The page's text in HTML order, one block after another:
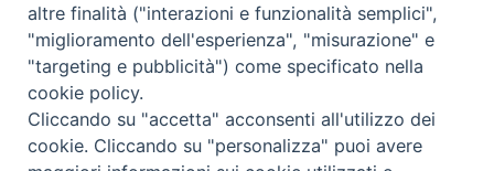
Piazza Giovene 4 – 70056 Molfetta (BA)
comunicazionisociali@diocesimolfetta.it
SEGUICI SU
Facebook
Instagram
X YouTube
Feed
altre finalità ("interazioni e funzionalità semplici",
"miglioramento dell'esperienza", "misurazione" e
"targeting e pubblicità") come specificato nella
cookie policy.
Cliccando su "accetta" acconsenti all'utilizzo dei
cookie. Cliccando su "personalizza" puoi avere